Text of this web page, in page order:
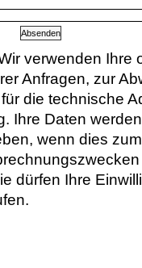
verwenden Ihre
Anfragen, zur
die technische
Ihre Daten
wenn dies
dürfen Ihre